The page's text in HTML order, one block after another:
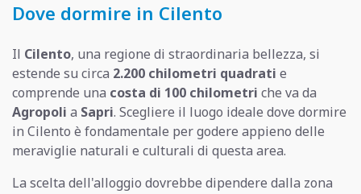
Dove dormire in Cilento
Il Cilento, una regione di straordinaria bellezza, si
estende su circa 2.200 chilometri quadrati e
comprende una costa di 100 chilometri che va da
Agropoli a Sapri. Scegliere il luogo ideale dove dormire
in Cilento è fondamentale per godere appieno delle
meraviglie naturali e culturali di questa area.
La scelta dell'alloggio dovrebbe dipendere dalla zona